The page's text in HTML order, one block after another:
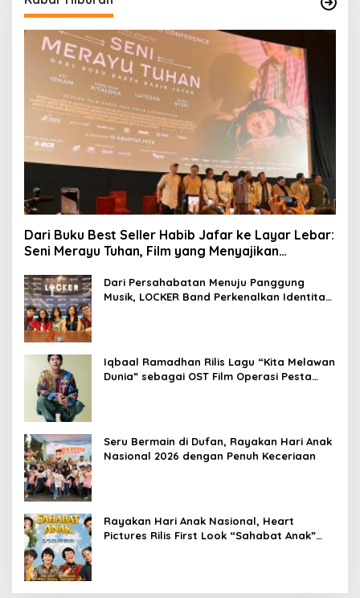
Dari Buku Best Seller Habib Jafar ke Layar Lebar:
Seni Merayu Tuhan, Film yang Menyajikan
Dari Persahabatan Menuju Panggung
Musik, LOCKER Band Perkenalkan Identitas
Iqbaal Ramadhan Rilis Lagu “Kita Melawan
Dunia” sebagai OST Film Operasi Pesta
Seru Bermain di Dufan, Rayakan Hari Anak
Nasional 2026 dengan Penuh Keceriaan
Rayakan Hari Anak Nasional, Heart
Pictures Rilis First Look “Sahabat Anak”